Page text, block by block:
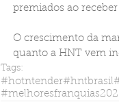
premiados ao
O crescimento da
quanto a HNT vem
Tags:
#hotntender#hntbrasil